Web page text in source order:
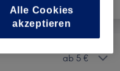
ab 5 €
Alle Cookies
akzeptieren